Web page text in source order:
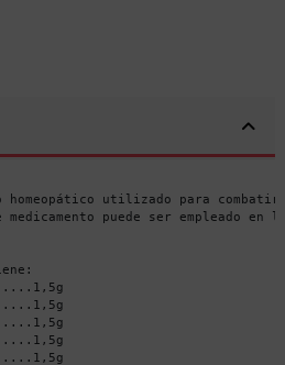
homeopático utilizado para
puede ser empleado